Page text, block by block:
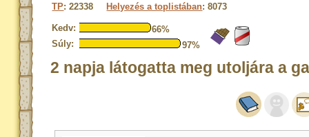
TP: 22338 Helyezés a toplistában: 8073
Kedv:
66%
Súly:
97%
2 napja látogatta meg utoljára a